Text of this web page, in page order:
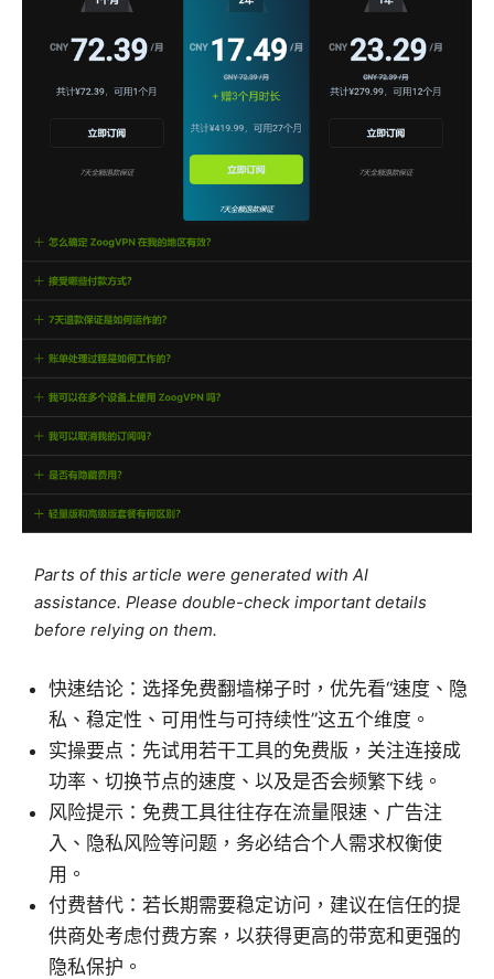
Parts of this article were generated with AI
assistance. Please double-check important details
before relying on them.
快速结论：选择免费翻墙梯子时，优先看“速度、隐
私、稳定性、可用性与可持续性”这五个维度。
实操要点：先试用若干工具的免费版，关注连接成
功率、切换节点的速度、以及是否会频繁下线。
风险提示：免费工具往往存在流量限速、广告注
入、隐私风险等问题，务必结合个人需求权衡使
用。
付费替代：若长期需要稳定访问，建议在信任的提
供商处考虑付费方案，以获得更高的带宽和更强的
隐私保护。